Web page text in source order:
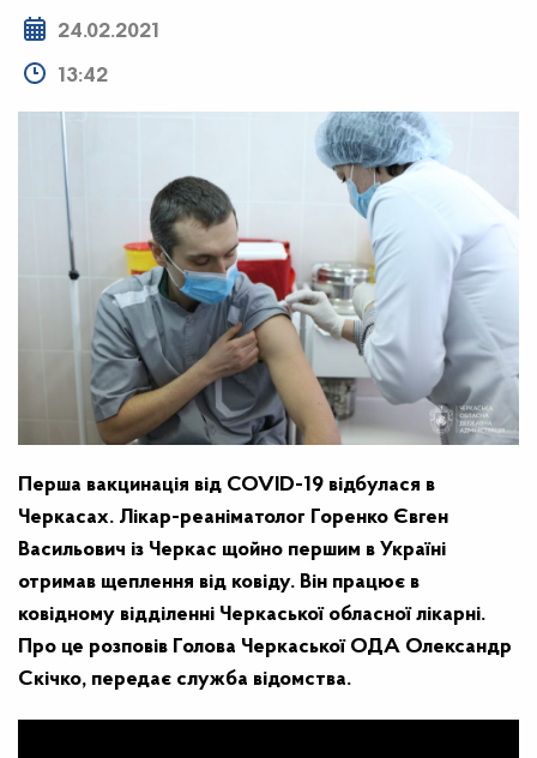
24.02.2021
13:42
Перша вакцинація від COVID-19 відбулася в
Черкасах. Лікар-реаніматолог Горенко Євген
Васильович із Черкас щойно першим в Україні
отримав щеплення від ковіду. Він працює в
ковідному відділенні Черкаської обласної лікарні.
Про це розповів Голова Черкаської ОДА Олександр
Скічко, передає служба відомства.